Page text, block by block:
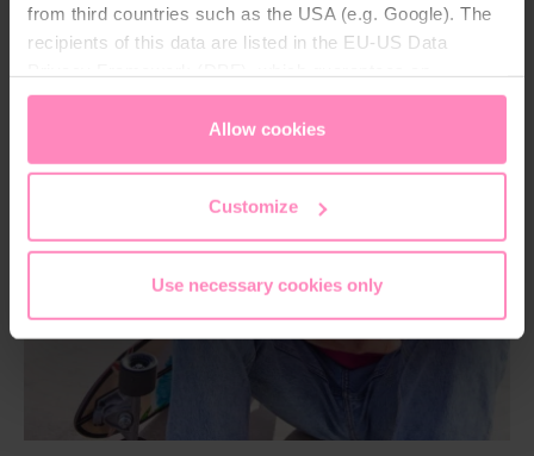
from third countries such as the USA (e.g. Google). The
recipients of this data are listed in the EU-US Data
appropriate level of data protection. You canaccept all
only allow necessary cookies
access and change your chosen setting at any time in
Allow cookies
Customize
Use necessary cookies only